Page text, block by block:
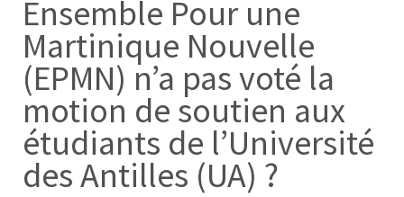
Ensemble Pour une
Martinique Nouvelle
(EPMN) n’a pas voté la
motion de soutien aux
étudiants de l’Université
des Antilles (UA) ?